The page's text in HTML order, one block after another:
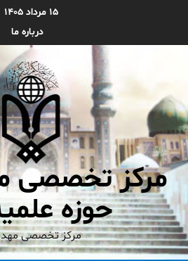
۱۵ مرداد ۱۴۰۵
درباره ما
مرکز تخصصی
حوزه
مرکز تخصصی